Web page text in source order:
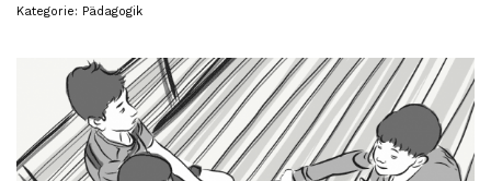
Kategorie: Pädagogik